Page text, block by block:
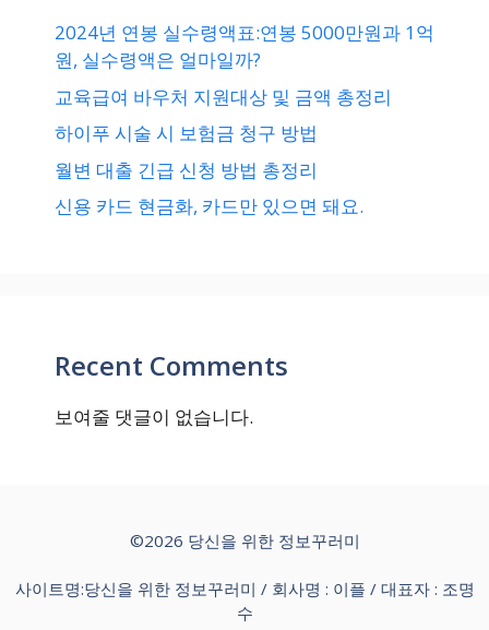
2024년 연봉 실수령액표:연봉 5000만원과 1억
원, 실수령액은 얼마일까?
교육급여 바우처 지원대상 및 금액 총정리
하이푸 시술 시 보험금 청구 방법
월변 대출 긴급 신청 방법 총정리
신용 카드 현금화, 카드만 있으면 돼요.
Recent Comments
보여줄 댓글이 없습니다.
©2026 당신을 위한 정보꾸러미
사이트명:당신을 위한 정보꾸러미 / 회사명 : 이플 / 대표자 : 조명
수